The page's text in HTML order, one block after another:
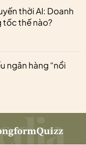
thời AI: Doanh
tốc thế nào?
ngân hàng “nổi
Quizz